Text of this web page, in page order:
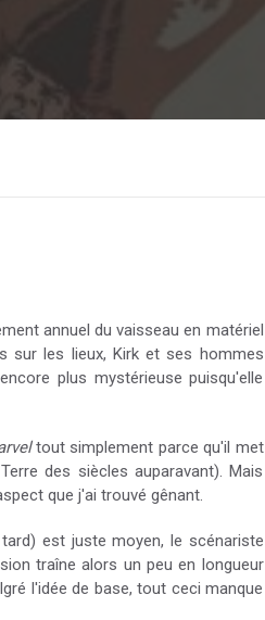
annuel du vaisseau en matériel
sur les lieux, Kirk et ses hommes
plus mystérieuse puisqu'elle
tout simplement parce qu'il met
des siècles auparavant). Mais
que j'ai trouvé gênant.
est juste moyen, le scénariste
traîne alors un peu en longueur
l'idée de base, tout ceci manque